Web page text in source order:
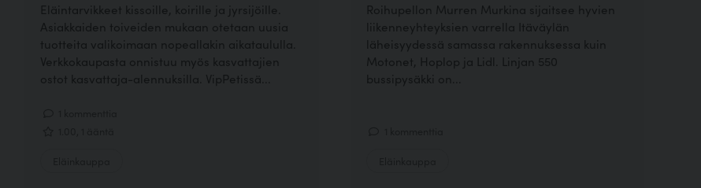
Eläintarvikkeet kissoille, koirille ja jyrsijöille.
Asiakkaiden toiveiden mukaan otetaan uusia
tuotteita valikoimaan nopeallakin aikataululla.
Verkkokaupasta onnistuu myös kasvattajien
ostot kasvattaja-alennuksilla. VipPetissä...
Roihupellon Murren Murkina sijaitsee hyvien
liikenneyhteyksien varrella Itäväylän
läheisyydessä samassa rakennuksessa kuin
Motonet, Hoplop ja Lidl. Linjan 550
bussipysäkki on...